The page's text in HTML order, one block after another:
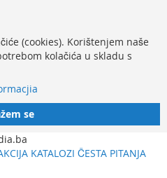
(cookies). Korištenjem naše
kolačića u skladu s
se
KATALOZI ČESTA PITANJA